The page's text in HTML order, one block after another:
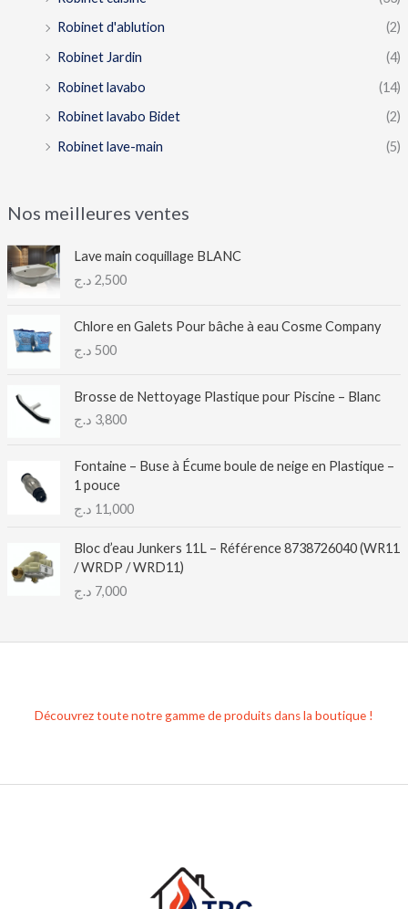
Robinet d'ablution
(2)
Robinet Jardin
(4)
Robinet lavabo
(14)
Robinet lavabo Bidet
(2)
Robinet lave-main
(5)
Nos meilleures ventes
Lave main coquillage BLANC
2,500 د.ج
Chlore en Galets Pour bâche à eau Cosme Company
500 د.ج
Brosse de Nettoyage Plastique pour Piscine – Blanc
3,800 د.ج
Fontaine – Buse à Écume boule de neige en Plastique –
1 pouce
11,000 د.ج
Bloc d’eau Junkers 11L – Référence 8738726040 (WR11
/ WRDP / WRD11)
7,000 د.ج
Découvrez toute notre gamme de produits dans la boutique !